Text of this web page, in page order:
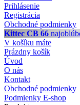
Prihlásenie
Registrácia
Obchodné podmienky
Kittec CB 66
V košíku máte
Prázdny košík
Úvod
O nás
Kontakt
Obchodné podmienky
Podmienky E-shop